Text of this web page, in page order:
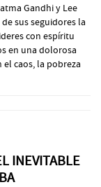
Gandhi y Lee
sus seguidores la
con espíritu
en una dolorosa
caos, la pobreza
INEVITABLE